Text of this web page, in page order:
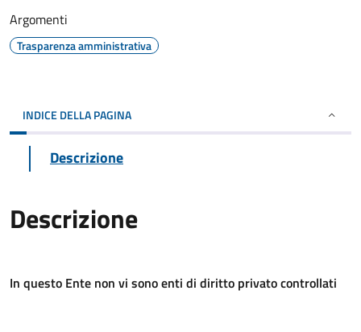
Argomenti
Trasparenza amministrativa
INDICE DELLA PAGINA
Descrizione
Descrizione
In questo Ente non vi sono enti di diritto privato controllati